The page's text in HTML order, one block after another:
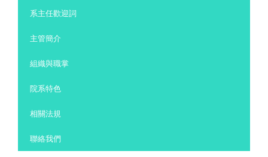
系主任歡迎詞
主管簡介
組織與職掌
院系特色
相關法規
聯絡我們